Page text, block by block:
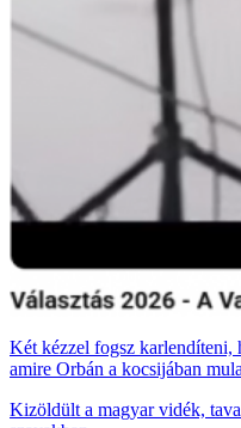
Két kézzel fogsz karlendíteni,
amire Orbán a kocsijában
Kizöldült a magyar vidék,